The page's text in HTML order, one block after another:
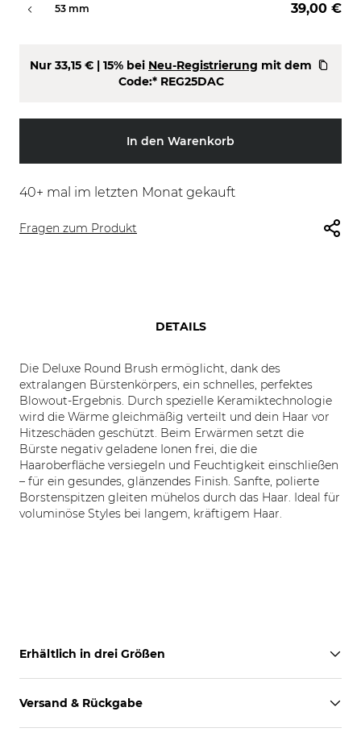
53 mm 39,00 €
Nur 33,15 € | 15% bei Neu-Registrierung mit dem
Code:* REG25DAC
In den Warenkorb
40+ mal im letzten Monat gekauft
Fragen zum Produkt
DETAILS
Die Deluxe Round Brush ermöglicht, dank des
extralangen Bürstenkörpers, ein schnelles, perfektes
Blowout-Ergebnis. Durch spezielle Keramiktechnologie
wird die Wärme gleichmäßig verteilt und dein Haar vor
Hitzeschäden geschützt. Beim Erwärmen setzt die
Bürste negativ geladene Ionen frei, die die
Haaroberfläche versiegeln und Feuchtigkeit einschließen
– für ein gesundes, glänzendes Finish. Sanfte, polierte
Borstenspitzen gleiten mühelos durch das Haar. Ideal für
voluminöse Styles bei langem, kräftigem Haar.
Erhältlich in drei Größen
Versand & Rückgabe